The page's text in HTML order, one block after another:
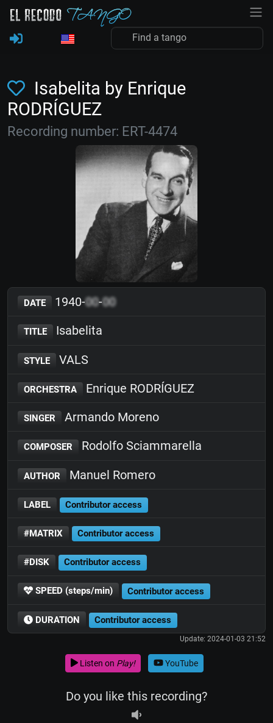
Isabelita by Enrique
RODRÍGUEZ
Recording number: ERT-4474
DATE 1940-00-00
TITLE Isabelita
STYLE VALS
ORCHESTRA Enrique RODRÍGUEZ
SINGER Armando Moreno
COMPOSER Rodolfo Sciammarella
AUTHOR Manuel Romero
LABEL Contributor access
#MATRIX Contributor access
#DISK Contributor access
SPEED (steps/min) Contributor access
DURATION Contributor access
Update: 2024-01-03 21:52
Listen on Play! YouTube
Do you like this recording?